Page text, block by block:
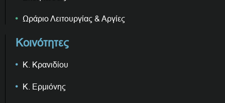
Ωράριο Λειτουργίας & Αργίες
Κοινότητες
Κ. Κρανιδίου
Κ. Ερμιόνης